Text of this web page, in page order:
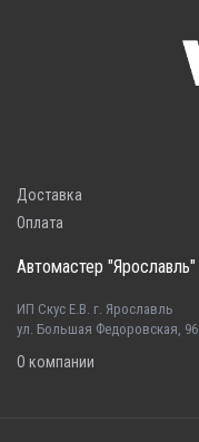
Доставка
Оплата
Автомастер "Ярославль"
ИП Скус Е.В. г. Ярославль
ул. Большая Федоровская, 96
О компании